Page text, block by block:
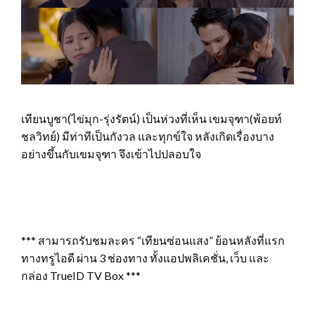
เทียนบูชา(ไข่มุก-รุ่งรัตน์) เป็นห่วงที่เห็น เขมจุฑา(พ้อยท์
ชลวิทย์) มีท่าทีเป็นกังวล และทุกข์ใจ หลังเกิดเรื่องบาง
อย่างขึ้นกับเขมจุฑา จึงเข้าไปปลอบใจ
*** สามารถรับชมละคร “เทียนซ่อนแสง” ย้อนหลังที่แรก
ทางทรูไอดี ผ่าน 3 ช่องทาง ทั้งแอปพลิเคชั่น, เว็บ และ
กล่อง TrueID TV Box ***